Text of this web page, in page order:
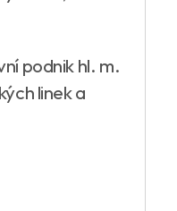
podnik hl. m.
linek a